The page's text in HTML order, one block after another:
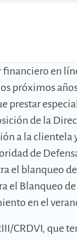
en
próximos
prestar
de la
a la clientela
de
el blanqueo
el Blanqueo
en el
CRDVI, que